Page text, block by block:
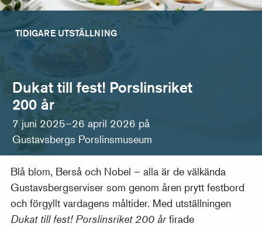
TIDIGARE UTSTÄLLNING
Dukat till fest! Porslinsriket
200 år
7 juni 2025–26 april 2026 på
Gustavsbergs Porslinsmuseum
Blå blom, Berså och Nobel – alla är de välkända
Gustavsbergserviser som genom åren prytt festbord
och förgyllt vardagens måltider. Med utställningen
Dukat till fest! Porslinsriket 200 årfirade